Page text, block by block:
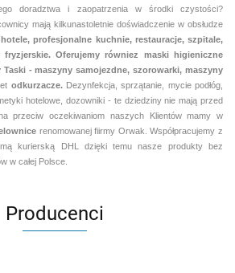
doradztwa i zaopatrzenia w środki czystości?
mają kilkunastoletnie doświadczenie w obsłudze
hotele, profesjonalne kuchnie, restauracje, szpitale,
fryzjerskie. Oferujemy równiez maski higieniczne
- maszyny samojezdne, szorowarki, maszyny
odkurzacze. Dezynfekcja, sprzątanie, mycie podłóg,
hotelowe, dozowniki - te dziedziny nie mają przed
przeciw oczekiwaniom naszych Klientów mamy w
renomowanej fiirmy Orwak. Współpracujemy z
kurierską DHL dzięki temu nasze produkty bez
w całej Polsce.
Producenci